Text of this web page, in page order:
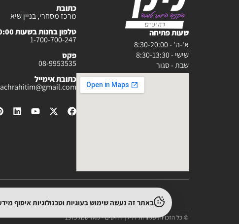
שעות פתיחה
א'-ה' - 8:30-20:00
שישי - 8:30-13:30
שבת - סגור
כתובת
מרכז מסחרי, בניין שיא
טלפון בחנות בשעות 08:30-20:00
1-700-700-247
פקס
08-9953535
כתובת אימייל
מפת
© כל הזכויות שמורות ללילך רהיטים - מאז שנת 1975
באתר זה נעשה שימוש בעוגיות וטכנולוגיות איסוף